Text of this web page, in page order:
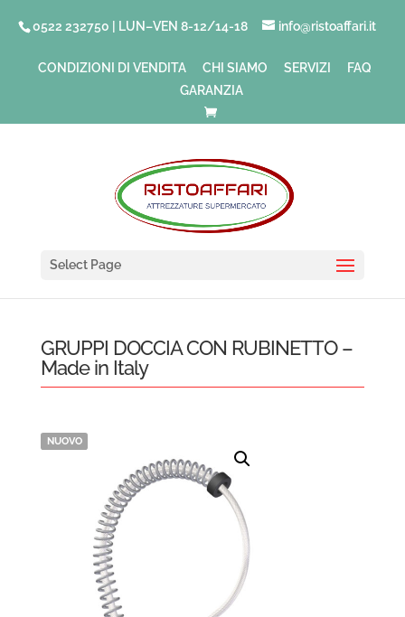
0522 232750 | LUN–VEN 8-12/14-18 info@ristoaffari.it
CONDIZIONI DI VENDITA CHI SIAMO SERVIZI
FAQ
GARANZIA
Select Page
GRUPPI DOCCIA CON RUBINETTO –
Made in Italy
NUOVO